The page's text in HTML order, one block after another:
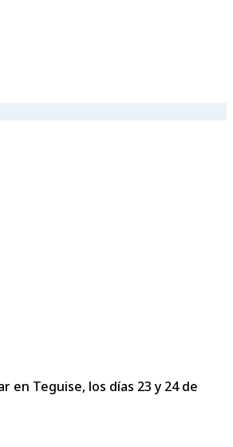
en Teguise, los días 23 y 24 de